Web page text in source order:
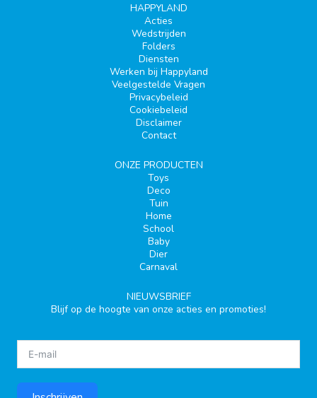
HAPPYLAND
Acties
Wedstrijden
Folders
Diensten
Werken bij Happyland
Veelgestelde Vragen
Privacybeleid
Cookiebeleid
Disclaimer
Contact
ONZE PRODUCTEN
Toys
Deco
Tuin
Home
School
Baby
Dier
Carnaval
NIEUWSBRIEF
Blijf op de hoogte van onze acties en promoties!